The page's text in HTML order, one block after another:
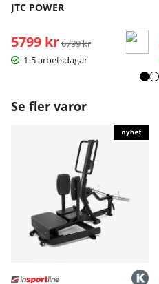
JTC POWER
5799 kr Ordinarie pris:
6799 kr
1-5 arbetsdagar
Se fler varor